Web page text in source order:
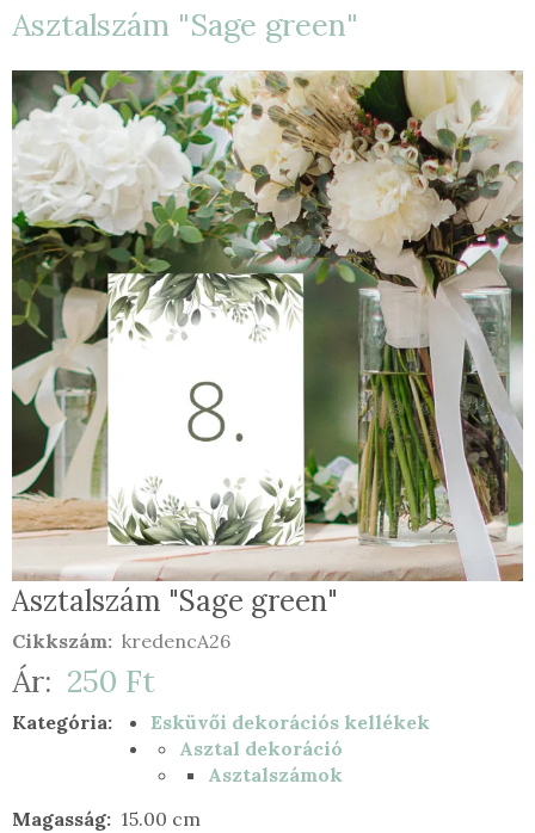
Asztalszám "Sage green"
Asztalszám "Sage green"
Cikkszám kredencA26
Ár 250 Ft
Kategória
Esküvői dekorációs kellékek
Asztal dekoráció
Asztalszámok
Magasság
15.00 cm